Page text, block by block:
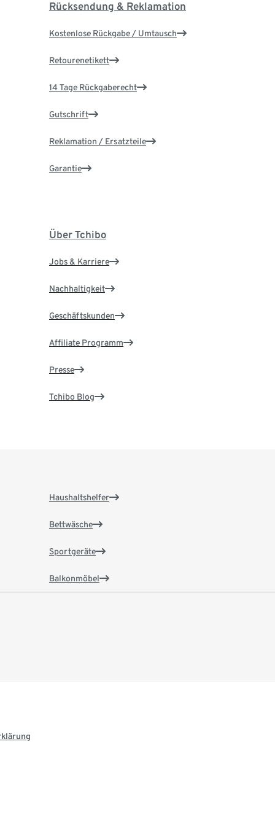
Rücksendung & Reklamation
Kostenlose Rückgabe / Umtausch
Retourenetikett
14 Tage Rückgaberecht
Gutschrift
Reklamation / Ersatzteile
Garantie
Über Tchibo
Jobs & Karriere
Nachhaltigkeit
Geschäftskunden
Affiliate Programm
Presse
Tchibo Blog
Haushaltshelfer
Bettwäsche
Sportgeräte
Balkonmöbel